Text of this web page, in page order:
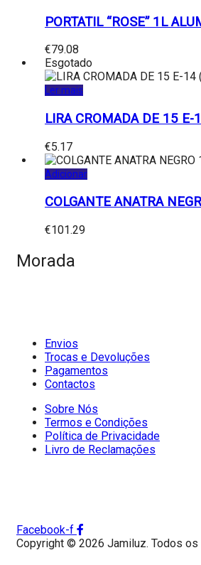
PORTATIL “ROSE” 1L
€79.08
Esgotado
Ler mais
LIRA CROMADA DE 15
€5.17
Adicionar
COLGANTE ANATRA
€101.29
Morada
Envios
Trocas e Devoluções
Pagamentos
Contactos
Sobre Nós
Termos e Condições
Política de Privacidade
Livro de Reclamações
Facebook-f
Copyright © 2026 Jamiluz. Todos